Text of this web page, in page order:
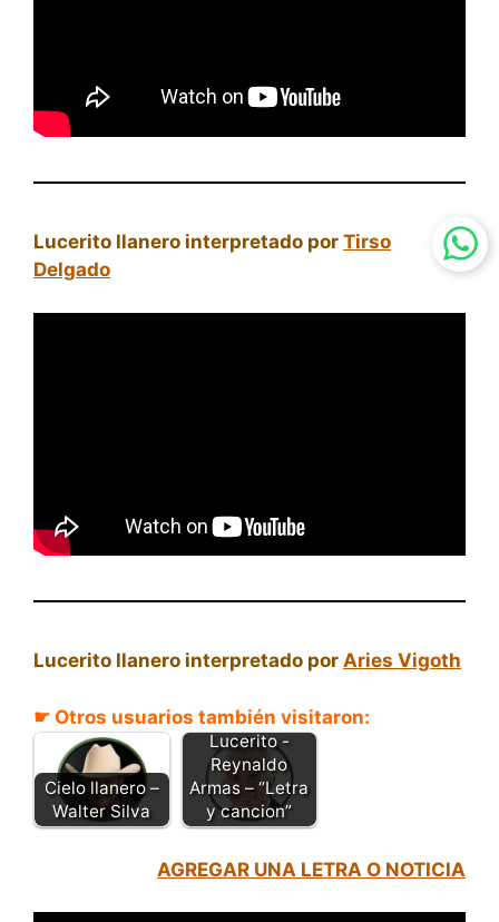
Lucerito llanero interpretado por Tirso
Delgado
Lucerito llanero interpretado por Aries Vigoth
☛ Otros usuarios también visitaron:
Cielo llanero –
Walter Silva
Lucerito -
Reynaldo
Armas – “Letra
y cancion”
AGREGAR UNA LETRA O NOTICIA